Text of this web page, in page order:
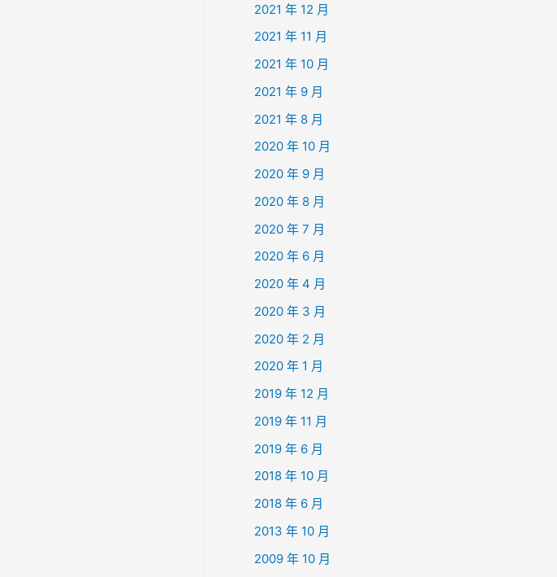
2021 年 12 月
2021 年 11 月
2021 年 10 月
2021 年 9 月
2021 年 8 月
2020 年 10 月
2020 年 9 月
2020 年 8 月
2020 年 7 月
2020 年 6 月
2020 年 4 月
2020 年 3 月
2020 年 2 月
2020 年 1 月
2019 年 12 月
2019 年 11 月
2019 年 6 月
2018 年 10 月
2018 年 6 月
2013 年 10 月
2009 年 10 月